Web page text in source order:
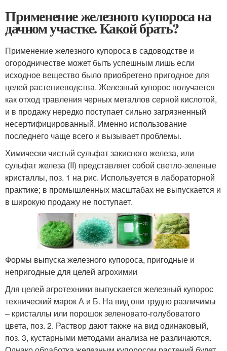
Применение железного купороса на
дачном участке. Какой брать?
Применение железного купороса в садоводстве и
огородничестве может быть успешным лишь если
исходное вещество было приобретено пригодное для
целей растениеводства. Железный купорос получается
как отход травления черных металлов серной кислотой,
и в продажу нередко поступает сильно загрязненный
несертифицированный. Именно использование
последнего чаще всего и вызывает проблемы.
Химически чистый сульфат закисного железа, или
сульфат железа (II) представляет собой светло-зеленые
кристаллы, поз. 1 на рис. Используется в лабораторной
практике; в промышленных масштабах не выпускается и
в широкую продажу не поступает.
Формы выпуска железного купороса, пригодные и
непригодные для целей агрохимии
Для целей агротехники выпускается железный купорос
технический марок А и Б. На вид они трудно различимы
– кристаллы или порошок зеленовато-голубоватого
цвета, поз. 2. Раствор дают также на вид одинаковый,
поз. 3, кустарными методами анализа не различаются.